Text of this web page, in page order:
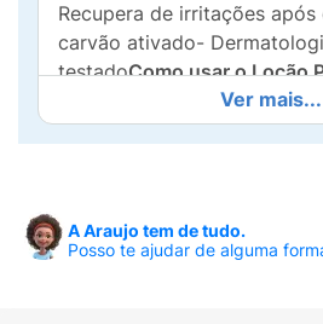
Recupera de irritações
carvão ativado-
testadoComo usar o Loção
Aplique
barbadas do rosto.
1. Aplique generosamente sobre a zona
Ver mais...
A Araujo tem de tudo.
Posso te ajudar de alguma